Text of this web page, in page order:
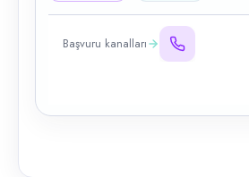
Başvuru kanalları